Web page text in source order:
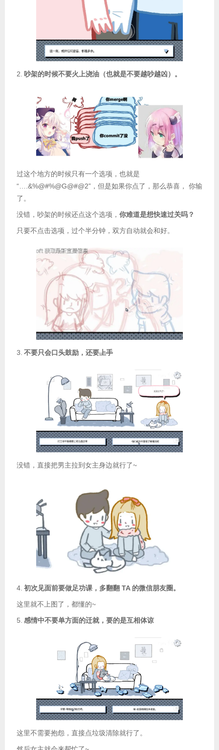
2. 吵架的时候不要火上浇油（也就是不要越吵越凶）。
过这个地方的时候只有一个选项，也就是
“….&%@#%@G@#@2”，但是如果你点了，那么恭喜， 你输
了。
没错，吵架的时候还点这个选项， 你难道是想快速过关吗？
只要不点击选项，过个半分钟，双方自动就会和好。
3. 不要只会口头鼓励，还要上手
没错，直接把男主拉到女主身边就行了~
4. 初次见面前要做足功课，多翻翻 TA 的微信朋友圈。
这里就不上图了，都懂的~
5. 感情中不要单方面的迁就，要的是互相体谅
这里不需要抱怨，直接点垃圾清除就行了。